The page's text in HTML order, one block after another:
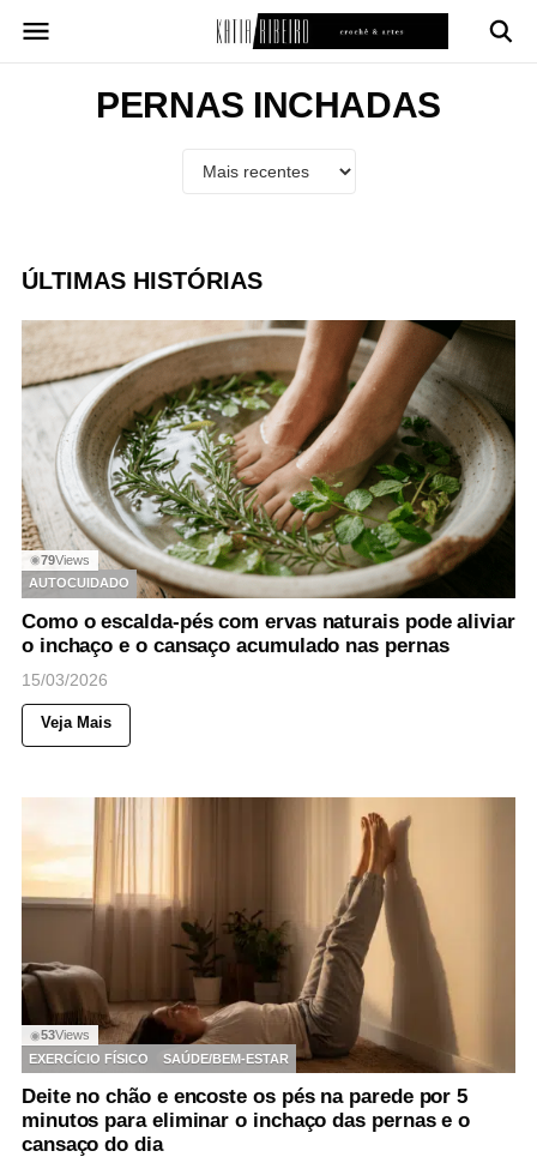
para
PERNAS INCHADAS
ÚLTIMAS HISTÓRIAS
◉79Views
AUTOCUIDADO
Como o escalda-pés com ervas naturais pode aliviar
o inchaço e o cansaço acumulado nas pernas
15/03/2026
Veja Mais
◉53Views
EXERCÍCIO FÍSICO
SAÚDE/BEM-ESTAR
Deite no chão e encoste os pés na parede por 5
minutos para eliminar o inchaço das pernas e o
cansaço do dia